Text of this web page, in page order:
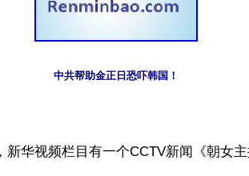
中共帮助金正日恐吓韩国！
新华视频栏目有一个CCTV新闻《朝女